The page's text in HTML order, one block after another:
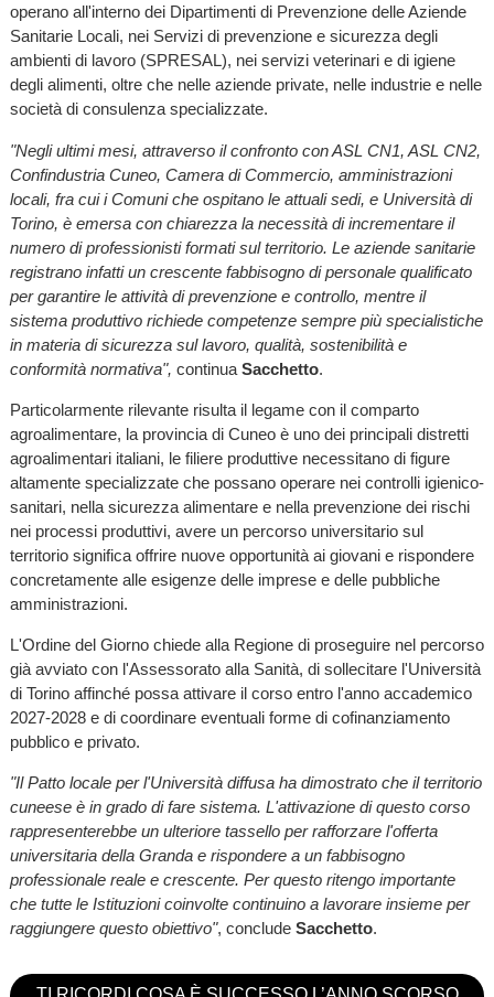
operano all'interno dei Dipartimenti di Prevenzione delle Aziende
Sanitarie Locali, nei Servizi di prevenzione e sicurezza degli
ambienti di lavoro (SPRESAL), nei servizi veterinari e di igiene
degli alimenti, oltre che nelle aziende private, nelle industrie e nelle
società di consulenza specializzate.
"Negli ultimi mesi, attraverso il confronto con ASL CN1, ASL CN2,
Confindustria Cuneo, Camera di Commercio, amministrazioni
locali, fra cui i Comuni che ospitano le attuali sedi, e Università di
Torino, è emersa con chiarezza la necessità di incrementare il
numero di professionisti formati sul territorio. Le aziende sanitarie
registrano infatti un crescente fabbisogno di personale qualificato
per garantire le attività di prevenzione e controllo, mentre il
sistema produttivo richiede competenze sempre più specialistiche
in materia di sicurezza sul lavoro, qualità, sostenibilità e
conformità normativa", continua Sacchetto.
Particolarmente rilevante risulta il legame con il comparto
agroalimentare, la provincia di Cuneo è uno dei principali distretti
agroalimentari italiani, le filiere produttive necessitano di figure
altamente specializzate che possano operare nei controlli igienico-
sanitari, nella sicurezza alimentare e nella prevenzione dei rischi
nei processi produttivi, avere un percorso universitario sul
territorio significa offrire nuove opportunità ai giovani e rispondere
concretamente alle esigenze delle imprese e delle pubbliche
amministrazioni.
L'Ordine del Giorno chiede alla Regione di proseguire nel percorso
già avviato con l'Assessorato alla Sanità, di sollecitare l'Università
di Torino affinché possa attivare il corso entro l'anno accademico
2027-2028 e di coordinare eventuali forme di cofinanziamento
pubblico e privato.
"Il Patto locale per l'Università diffusa ha dimostrato che il territorio
cuneese è in grado di fare sistema. L'attivazione di questo corso
rappresenterebbe un ulteriore tassello per rafforzare l'offerta
universitaria della Granda e rispondere a un fabbisogno
professionale reale e crescente. Per questo ritengo importante
che tutte le Istituzioni coinvolte continuino a lavorare insieme per
raggiungere questo obiettivo", conclude Sacchetto.